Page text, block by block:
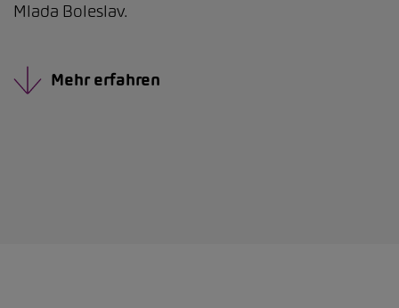
Mlada Boleslav.
Mehr erfahren